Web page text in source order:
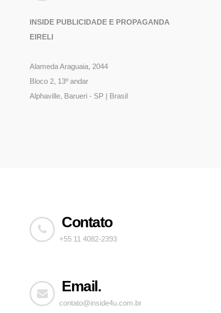
INSIDE PUBLICIDADE E PROPAGANDA
EIRELI
Alameda Araguaia, 2044
Bloco 2, 13º andar
Alphaville, Barueri - SP | Brasil
Contato
+55 11 4082-2393
Email.
contato@inside4u.com.br